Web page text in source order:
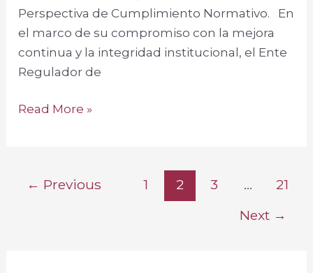
Perspectiva de Cumplimiento Normativo. En
el marco de su compromiso con la mejora
continua y la integridad institucional, el Ente
Regulador de
Read More »
← Previous 1 2 3 …
21
Next →